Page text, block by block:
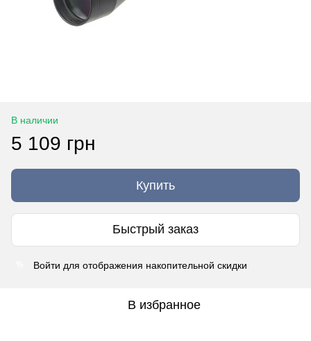
В наличии
5 109 грн
Купить
Быстрый заказ
Войти для отображения накопительной скидки
В избранное